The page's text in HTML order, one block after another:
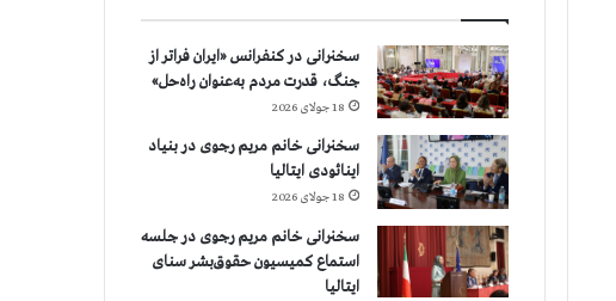
سخنرانی در کنفرانس «ایران فراتر از
جنگ، قدرت مردم به‌عنوان راه‌حل»
18 جولای 2026
سخنرانی خانم مریم رجوی در بنیاد
اینائودی ایتالیا
18 جولای 2026
سخنرانی خانم مریم رجوی در جلسه
استماع کمیسیون حقوق‌بشر سنای
ایتالیا